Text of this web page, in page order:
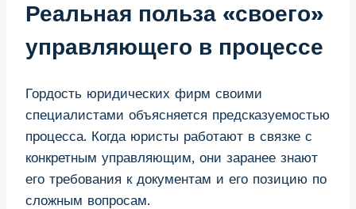
Реальная польза «своего»
управляющего в процессе
Гордость юридических фирм своими
специалистами объясняется предсказуемостью
процесса. Когда юристы работают в связке с
конкретным управляющим, они заранее знают
его требования к документам и его позицию по
сложным вопросам.